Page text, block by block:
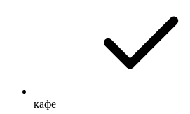
кафе